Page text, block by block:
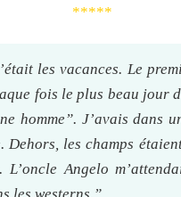
*****
les vacances. Le
fois le plus beau jour
homme”. J’avais dans
Dehors, les champs
Angelo